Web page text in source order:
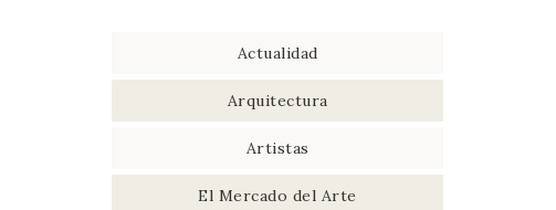
Actualidad
Arquitectura
Artistas
El Mercado del Arte